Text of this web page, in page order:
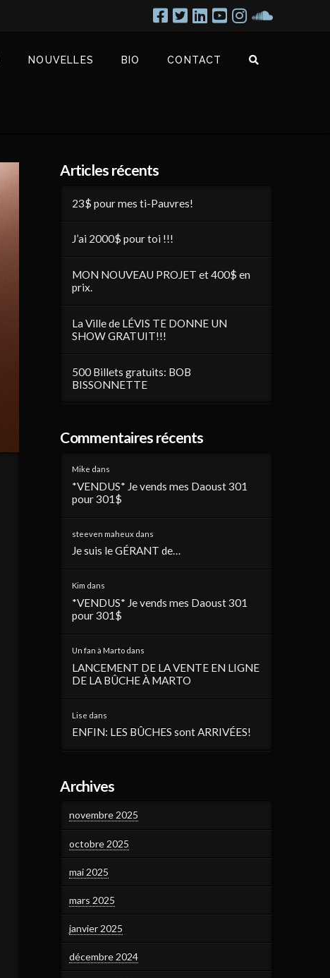
NOUVELLES BIO CONTACT
Articles récents
23$ pour mes ti-Pauvres!
J’ai 2000$ pour toi !!!
MON NOUVEAU PROJET et 400$ en
prix.
La Ville de LÉVIS TE DONNE UN
SHOW GRATUIT!!!
500 Billets gratuits: BOB
BISSONNETTE
Commentaires récents
Mike dans
*VENDUS* Je vends mes Daoust 301
pour 301$
steeven maheux dans
Je suis le GÉRANT de…
Kim dans
*VENDUS* Je vends mes Daoust 301
pour 301$
Un fan à Marto dans
LANCEMENT DE LA VENTE EN LIGNE
DE LA BÛCHE À MARTO
Lise dans
ENFIN: LES BÛCHES sont ARRIVÉES!
Archives
novembre 2025
octobre 2025
mai 2025
mars 2025
janvier 2025
décembre 2024